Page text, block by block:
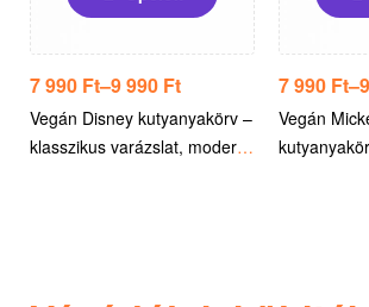
7 990 Ft–9 990 Ft
Vegán Disney kutyanyakörv –
klasszikus varázslat, modern
7 990 Ft–
Vegán